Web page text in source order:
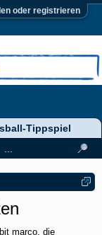
oder registrieren
marco, die
Tippspiel